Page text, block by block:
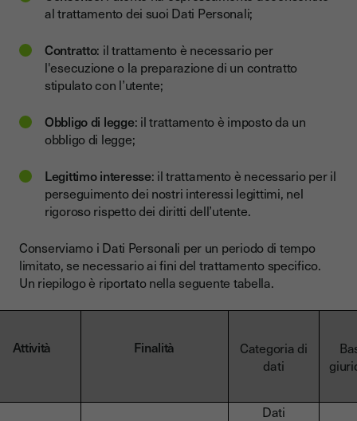
al trattamento dei suoi Dati Personali;
Contratto: il trattamento è necessario per
l'esecuzione o la preparazione di un contratto
stipulato con l’utente;
Obbligo di legge: il trattamento è imposto da un
obbligo di legge;
Legittimo interesse: il trattamento è necessario per il
perseguimento dei nostri interessi legittimi, nel
rigoroso rispetto dei diritti dell’utente.
Conserviamo i Dati Personali per un periodo di tempo
limitato, se necessario ai fini del trattamento specifico.
Un riepilogo è riportato nella seguente tabella.
Attività Finalità
Categoria di
dati
Dati